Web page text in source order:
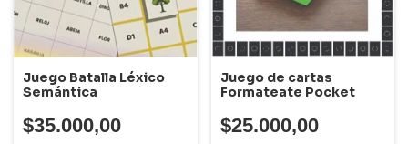
Juego Batalla Léxico
Semántica
$35.000,00
Juego de cartas
Formateate Pocket
$25.000,00